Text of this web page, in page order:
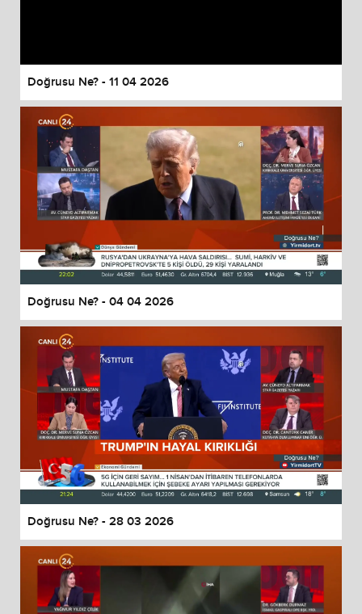
Doğrusu Ne? - 11 04 2026
Doğrusu Ne? - 04 04 2026
Doğrusu Ne? - 28 03 2026